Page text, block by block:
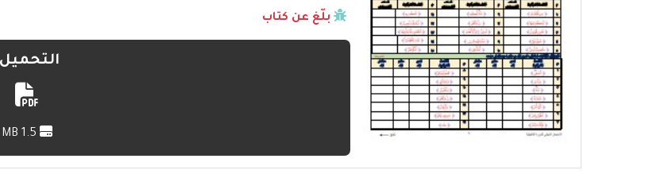
بلّغ عن كتاب
التحميل